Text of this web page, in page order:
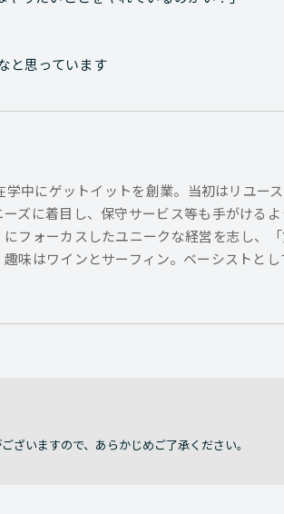
と思っています
学中にゲットイットを創業。当初はリユー
ズに着目し、保守サービス等も手がけるよ
フォーカスしたユニークな経営を志し、
味はワインとサーフィン。ベーシストとし
ざいますので、あらかじめご了承ください。